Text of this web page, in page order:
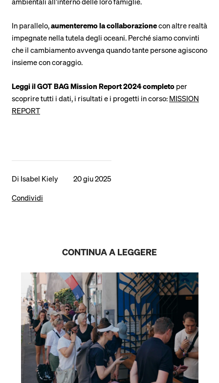
Di Isabel Kiely
20 giu 2025
Condividi
In parallelo,aumenteremo la collaborazionecon altre realtà
impegnate nella tutela degli oceani. Perché siamo convinti
che il cambiamento avvenga quando tante persone agiscono
insieme con coraggio.
Leggi il GOT BAG Mission Report 2024 completo per
scoprire tutti i dati, i risultati e i progetti in corso: MISSION
REPORT
CONTINUA A LEGGERE